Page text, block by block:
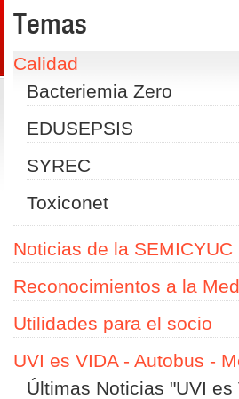
Temas
Calidad
Bacteriemia Zero
EDUSEPSIS
SYREC
Toxiconet
Noticias de la SEMICYUC
Reconocimientos a la
Utilidades para el socio
UVI es VIDA - Autobus -
Últimas Noticias "UVI es